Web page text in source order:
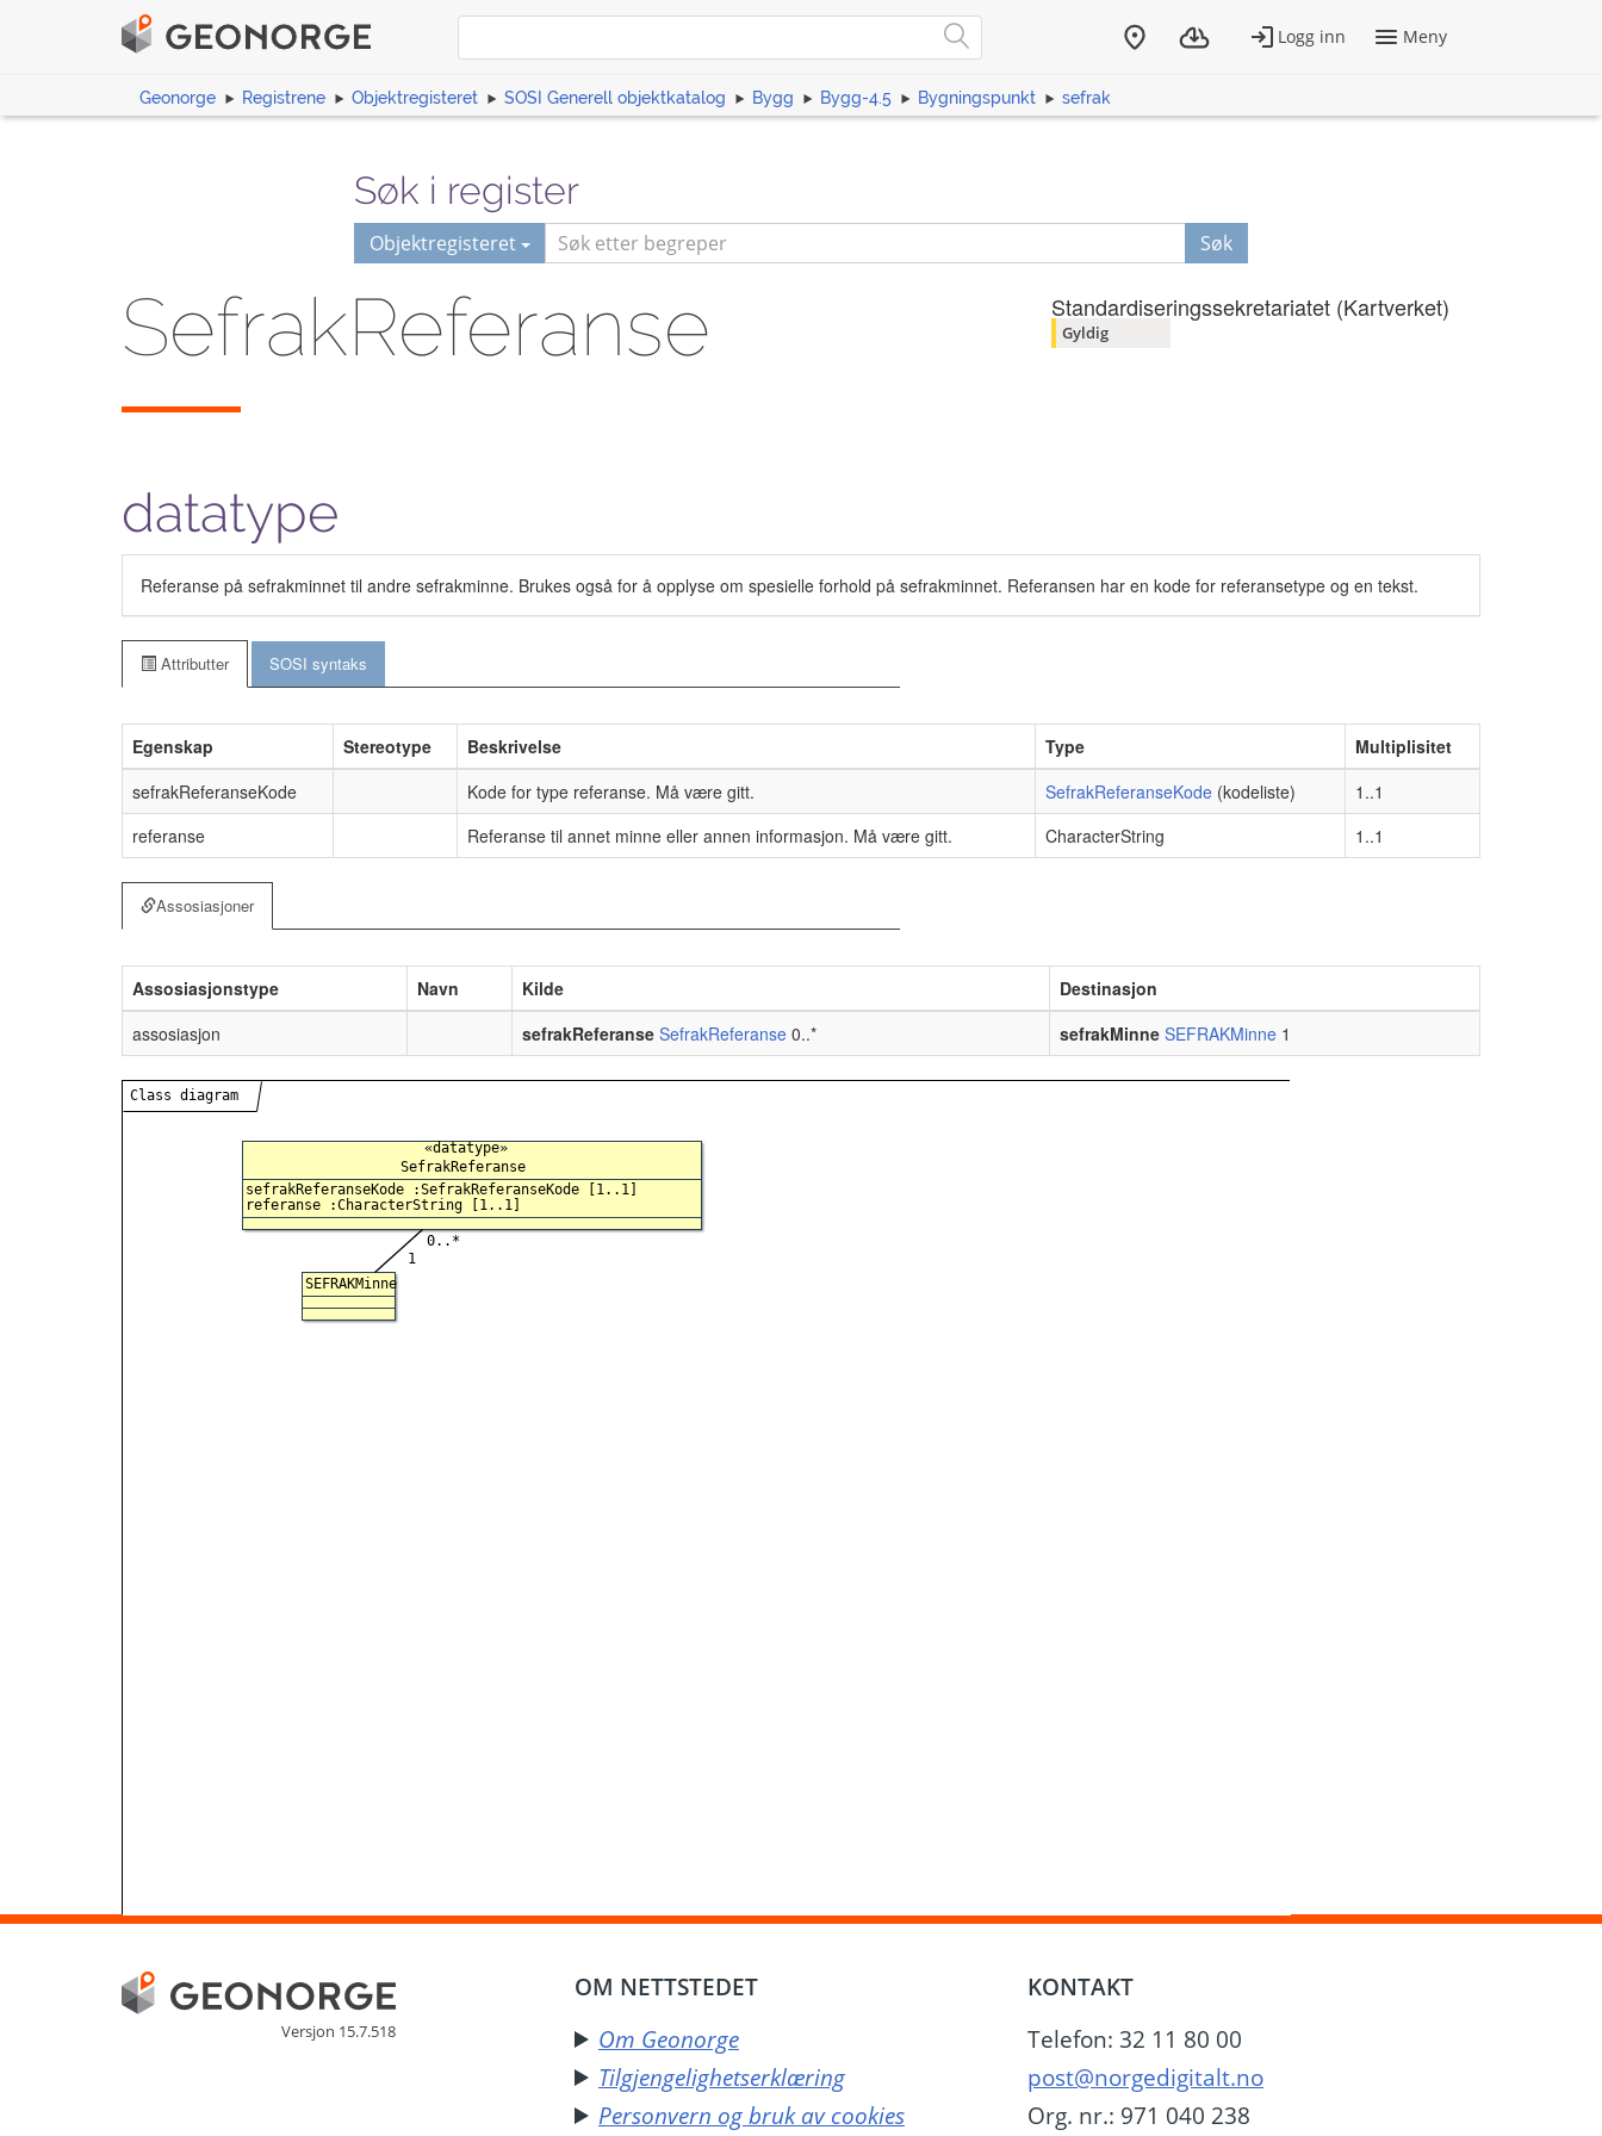
Geonorge Registrene Objektregisteret SOSI Generell objektkatalog Bygg Bygg-4.5 Bygningspunkt sefrak
Søk i register
Objektregisteret Søk
SefrakReferanse
datatype
Standardiseringssekretariatet (Kartverket)
Gyldig
Referanse på sefrakminnet til andre sefrakminne. Brukes også for å opplyse om spesielle forhold på sefrakminnet. Referansen har en kode for referansetype og en tekst.
Attributter SOSI syntaks
Egenskap Stereotype Beskrivelse Type
Multiplisitet
sefrakReferanseKode
Kode for type referanse. Må være gitt. SefrakReferanseKode (kodeliste)
1..1
referanse
Referanse til annet minne eller annen informasjon. Må være gitt. CharacterString 1..1
Assosiasjoner
Assosiasjonstype Navn Kilde
Destinasjon
assosiasjon
sefrakReferanse SefrakReferanse 0..* sefrakMinne SEFRAKMinne 1